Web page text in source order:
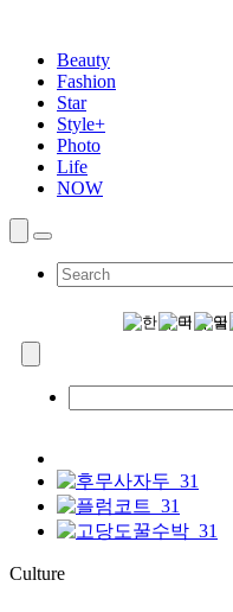
Beauty
Fashion
Star
Style+
Photo
Life
NOW
Culture